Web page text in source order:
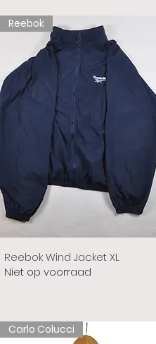
Reebok
Reebok Wind Jacket XL
Niet op voorraad
Carlo Colucci